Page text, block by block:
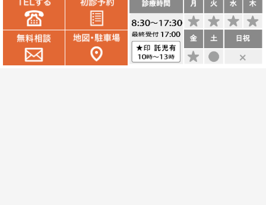
交通 電車⇒東福山駅南口から直進つきあたり 800m
車⇒国道2号線東福山駅交差点を南に 500m